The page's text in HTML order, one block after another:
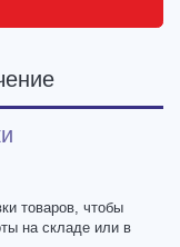
товаров, чтобы
на складе или в